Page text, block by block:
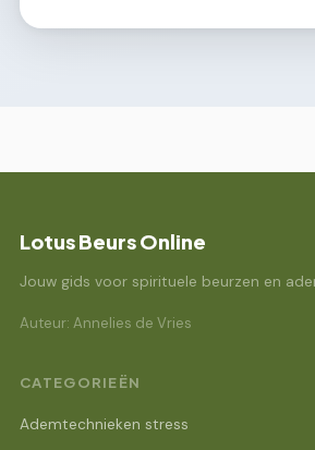
Lotus Beurs Online
Jouw gids voor spirituele beurzen en
Auteur: Annelies de Vries
CATEGORIEËN
Ademtechnieken stress